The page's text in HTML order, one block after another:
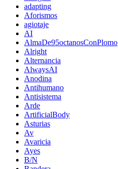
adapting
Aforismos
agiotaje
AI
AlmaDe95octanosConPlomo
Alright
Alternancia
AlwaysAI
Anodina
Antihumano
Antisistema
Arde
ArtificialBody
Asturias
Av
Avaricia
Ayes
B/N